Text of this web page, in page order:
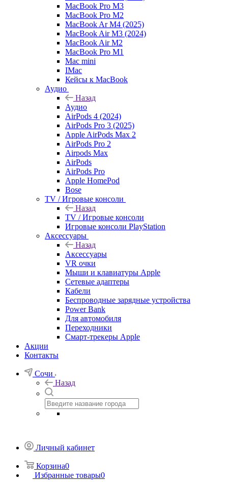
MacBook Pro M3
MacBook Pro M2
MacBook Ar M4 (2025)
MacBook Air M3 (2024)
MacBook Air M2
MacBook Pro M1
Mac mini
IMac
Кейсы к MacBook
Аудио
Назад
Аудио
AirPods 4 (2024)
AirPods Pro 3 (2025)
Apple AirPods Max 2
AirPods Pro 2
Airpods Max
AirPods
AirPods Pro
Apple HomePod
Bose
TV / Игровые консоли
Назад
TV / Игровые консоли
Игровые консоли PlayStation
Аксессуары
Назад
Аксессуары
VR очки
Мыши и клавиатуры Apple
Сетевые адаптеры
Кабели
Беспроводные зарядные устройства
Power Bank
Для автомобиля
Переходники
Смарт-трекеры Apple
Акции
Контакты
Сочи
Назад
Личный кабинет
Корзина0
Избранные товары0